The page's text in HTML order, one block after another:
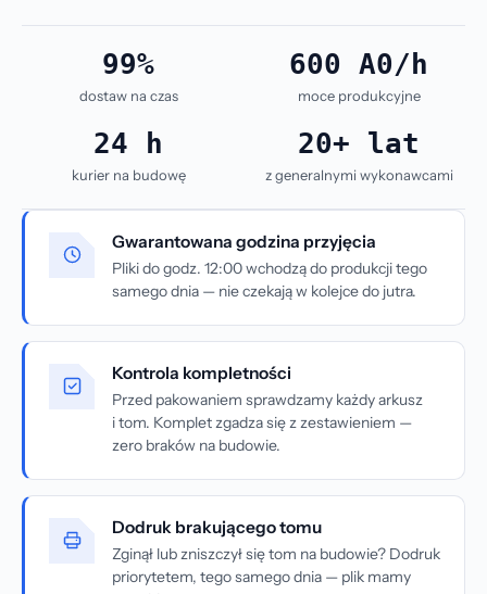
99%
dostaw na czas
600 A0/h
moce produkcyjne
24 h
kurier na budowę
20+ lat
z generalnymi wykonawcami
Gwarantowana godzina przyjęcia
Pliki do godz. 12:00 wchodzą do produkcji tego
samego dnia — nie czekają w kolejce do jutra.
Kontrola kompletności
Przed pakowaniem sprawdzamy każdy arkusz
i tom. Komplet zgadza się z zestawieniem —
zero braków na budowie.
Dodruk brakującego tomu
Zginął lub zniszczył się tom na budowie? Dodruk
priorytetem, tego samego dnia — plik mamy